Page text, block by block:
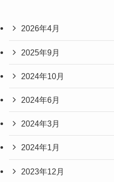
2026年4月
2025年9月
2024年10月
2024年6月
2024年3月
2024年1月
2023年12月